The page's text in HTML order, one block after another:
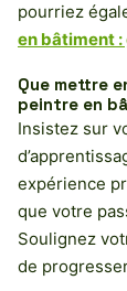
pourriez
en bâtiment
Que mettre
peintre en
Insistez sur
expérience
que votre
Soulignez
de